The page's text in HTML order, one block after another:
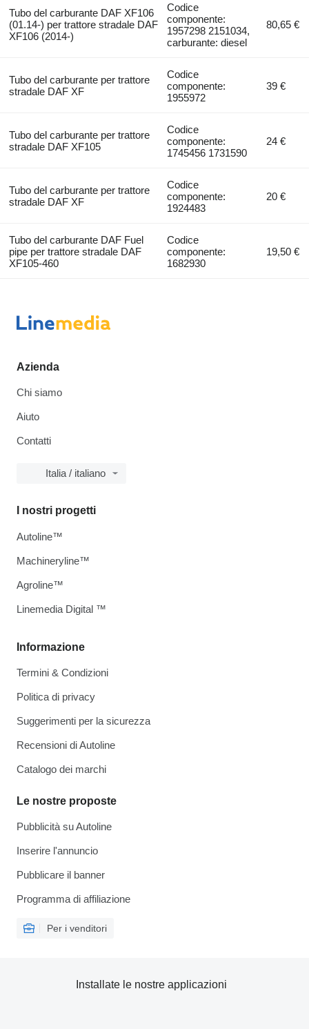
Tubo del carburante DAF XF106
(01.14-) per trattore stradale DAF
XF106 (2014-)
Codice
componente:
1957298 2151034,
carburante: diesel
80,65 €
Tubo del carburante per trattore
stradale DAF XF
Codice
componente:
1955972
39 €
Tubo del carburante per trattore
stradale DAF XF105
Codice
componente:
1745456 1731590
24 €
Tubo del carburante per trattore
stradale DAF XF
Codice
componente:
1924483
20 €
Tubo del carburante DAF Fuel
pipe per trattore stradale DAF
XF105-460
Codice
componente:
1682930
19,50 €
Azienda
Chi siamo
Aiuto
Contatti
Italia / italiano
Informazione
Termini & Condizioni
Politica di privacy
Suggerimenti per la sicurezza
Recensioni di Autoline
Catalogo dei marchi
Le nostre proposte
Pubblicità su Autoline
Inserire l'annuncio
Pubblicare il banner
Programma di affiliazione
Per i venditori
I nostri progetti
Autoline™
Machineryline™
Agroline™
Linemedia Digital ™
Installate le nostre applicazioni